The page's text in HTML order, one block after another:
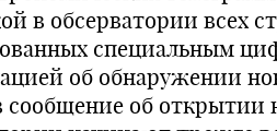
в обсерватории всех
специальным
об обнаружении
сообщение об открытии